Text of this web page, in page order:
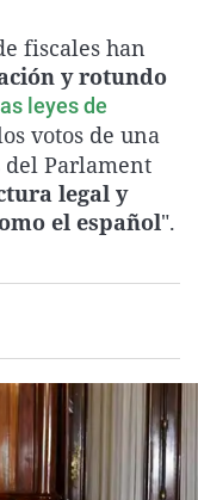
Gente viajera
Como el perro y el
Retornados
Equipo de
Operación Viuda
Galicia
La Rioja
Navarra
País Vasco
Televisión
Elecciones
fiscales han
y rotundo
leyes de
votos de una
del Parlament
legal y
el español".